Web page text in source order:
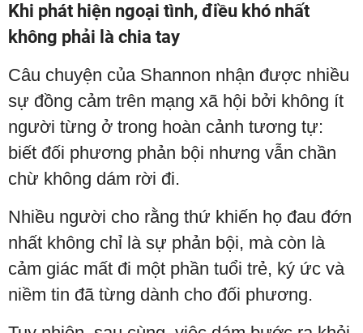
Khi phát hiện ngoại tình, điều khó nhất
không phải là chia tay
Câu chuyện của Shannon nhận được nhiều
sự đồng cảm trên mạng xã hội bởi không ít
người từng ở trong hoàn cảnh tương tự:
biết đối phương phản bội nhưng vẫn chần
chừ không dám rời đi.
Nhiều người cho rằng thứ khiến họ đau đớn
nhất không chỉ là sự phản bội, mà còn là
cảm giác mất đi một phần tuổi trẻ, ký ức và
niềm tin đã từng dành cho đối phương.